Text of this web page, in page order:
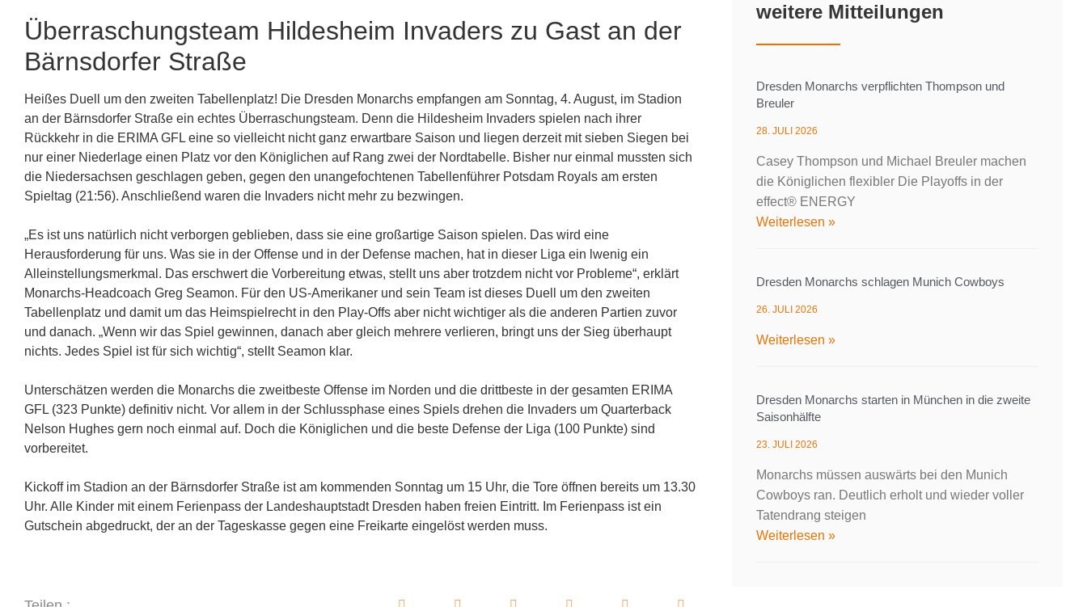
Überraschungsteam Hildesheim Invaders zu Gast an der
Bärnsdorfer Straße
Heißes Duell um den zweiten Tabellenplatz! Die Dresden Monarchs empfangen am Sonntag, 4. August, im Stadion
an der Bärnsdorfer Straße ein echtes Überraschungsteam. Denn die Hildesheim Invaders spielen nach ihrer
Rückkehr in die ERIMA GFL eine so vielleicht nicht ganz erwartbare Saison und liegen derzeit mit sieben Siegen bei
nur einer Niederlage einen Platz vor den Königlichen auf Rang zwei der Nordtabelle. Bisher nur einmal mussten sich
die Niedersachsen geschlagen geben, gegen den unangefochtenen Tabellenführer Potsdam Royals am ersten
Spieltag (21:56). Anschließend waren die Invaders nicht mehr zu bezwingen.
„Es ist uns natürlich nicht verborgen geblieben, dass sie eine großartige Saison spielen. Das wird eine
Herausforderung für uns. Was sie in der Offense und in der Defense machen, hat in dieser Liga ein lwenig ein
Alleinstellungsmerkmal. Das erschwert die Vorbereitung etwas, stellt uns aber trotzdem nicht vor Probleme“, erklärt
Monarchs-Headcoach Greg Seamon. Für den US-Amerikaner und sein Team ist dieses Duell um den zweiten
Tabellenplatz und damit um das Heimspielrecht in den Play-Offs aber nicht wichtiger als die anderen Partien zuvor
und danach. „Wenn wir das Spiel gewinnen, danach aber gleich mehrere verlieren, bringt uns der Sieg überhaupt
nichts. Jedes Spiel ist für sich wichtig“, stellt Seamon klar.
Unterschätzen werden die Monarchs die zweitbeste Offense im Norden und die drittbeste in der gesamten ERIMA
GFL (323 Punkte) definitiv nicht. Vor allem in der Schlussphase eines Spiels drehen die Invaders um Quarterback
Nelson Hughes gern noch einmal auf. Doch die Königlichen und die beste Defense der Liga (100 Punkte) sind
vorbereitet.
Kickoff im Stadion an der Bärnsdorfer Straße ist am kommenden Sonntag um 15 Uhr, die Tore öffnen bereits um 13.30
Uhr. Alle Kinder mit einem Ferienpass der Landeshauptstadt Dresden haben freien Eintritt. Im Ferienpass ist ein
Gutschein abgedruckt, der an der Tageskasse gegen eine Freikarte eingelöst werden muss.
weitere Mitteilungen
Dresden Monarchs verpflichten Thompson und
Breuler
28. JULI 2026
Casey Thompson und Michael Breuler machen
die Königlichen flexibler Die Playoffs in der
effect® ENERGY
Weiterlesen »
Dresden Monarchs schlagen Munich Cowboys
26. JULI 2026
Weiterlesen »
Dresden Monarchs starten in München in die zweite
Saisonhälfte
23. JULI 2026
Monarchs müssen auswärts bei den Munich
Cowboys ran. Deutlich erholt und wieder voller
Tatendrang steigen
Weiterlesen »